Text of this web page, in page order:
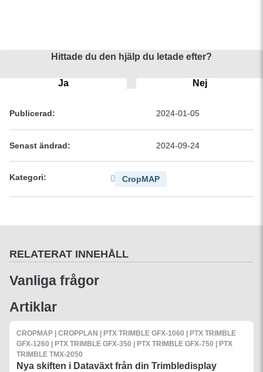
Hittade du den hjälp du letade efter?
Ja Nej
Publicerad: 2024-01-05
Senast ändrad: 2024-09-24
Kategori: CropMAP
RELATERAT INNEHÅLL
Vanliga frågor
Artiklar
CROPMAP | CROPPLAN | PTX TRIMBLE GFX-1060 | PTX TRIMBLE
GFX-1260 | PTX TRIMBLE GFX-350 | PTX TRIMBLE GFX-750 | PTX
TRIMBLE TMX-2050
Nya skiften i Dataväxt från din Trimbledisplay